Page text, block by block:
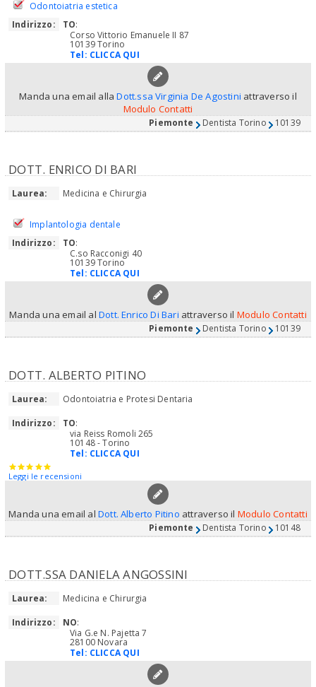
Odontoiatria estetica
Indirizzo:
TO:
Corso Vittorio Emanuele II 87
10139 Torino
Tel: CLICCA QUI
Manda una email allaDott.ssa Virginia De Agostini attraverso il
Modulo Contatti
Piemonte Dentista Torino 10139
DOTT. ENRICO DI BARI
Laurea: Medicina e Chirurgia
Implantologia dentale
Indirizzo:
TO:
C.so Racconigi 40
10139 Torino
Tel: CLICCA QUI
Manda una email al Dott. Enrico Di Bari attraverso il Modulo Contatti
Piemonte Dentista Torino 10139
DOTT. ALBERTO PITINO
Laurea:
Odontoiatria e Protesi Dentaria
Indirizzo:
TO:
via Reiss Romoli 265
10148 - Torino
Tel: CLICCA QUI
Leggi le recensioni
Manda una email al Dott. Alberto Pitino attraverso il Modulo Contatti
Piemonte Dentista Torino 10148
DOTT.SSA DANIELA ANGOSSINI
Laurea:
Medicina e Chirurgia
Indirizzo:
NO:
Via G.e N. Pajetta 7
28100 Novara
Tel: CLICCA QUI